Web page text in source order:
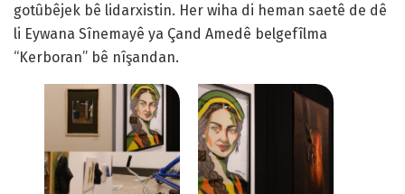
gotûbêjek bê lidarxistin. Her wiha di heman saetê de dê
li Eywana Sînemayê ya Çand Amedê belgefîlma
“Kerboran” bê nîşandan.